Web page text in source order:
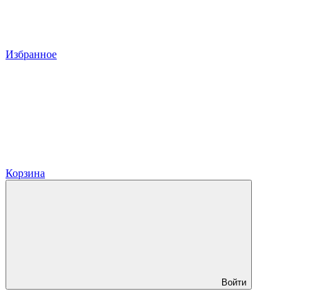
Избранное
Корзина
Войти